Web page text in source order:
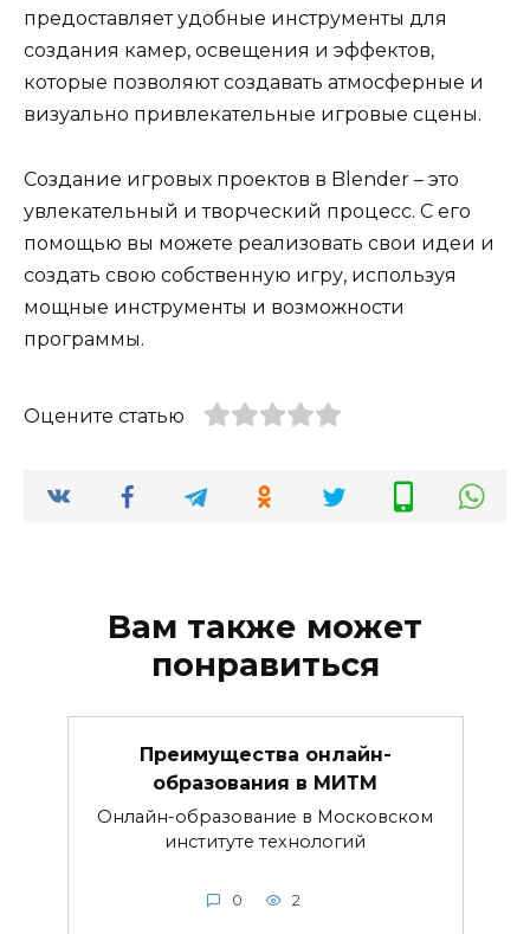
предоставляет удобные инструменты для
создания камер, освещения и эффектов,
которые позволяют создавать атмосферные и
визуально привлекательные игровые сцены.
Создание игровых проектов в Blender – это
увлекательный и творческий процесс. С его
помощью вы можете реализовать свои идеи и
создать свою собственную игру, используя
мощные инструменты и возможности
программы.
Оцените статью
Вам также может
понравиться
Преимущества онлайн-
образования в МИТМ
Онлайн-образование в Московском
институте технологий
0 2